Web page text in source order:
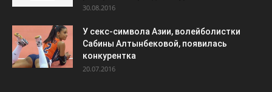
30.08.2016
У секс-символа Азии, волейболистки
Сабины Алтынбековой, появилась
конкурентка
20.07.2016